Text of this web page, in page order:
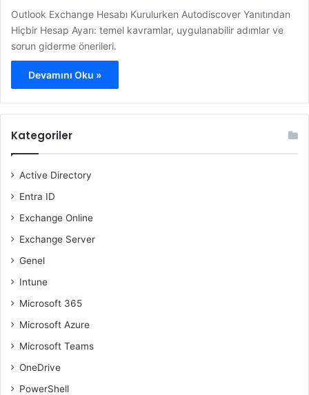
Outlook Exchange Hesabı Kurulurken Autodiscover Yanıtından
Hiçbir Hesap Ayarı: temel kavramlar, uygulanabilir adımlar ve
sorun giderme önerileri.
Devamını Oku »
Kategoriler
Active Directory
Entra ID
Exchange Online
Exchange Server
Genel
Intune
Microsoft 365
Microsoft Azure
Microsoft Teams
OneDrive
PowerShell